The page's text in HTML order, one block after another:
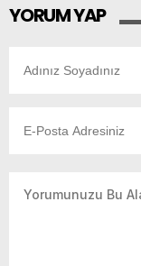
YORUM YAP